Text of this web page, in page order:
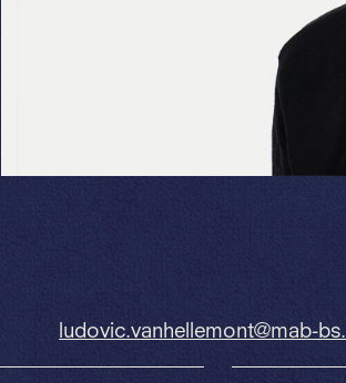
ludovic.vanhellemont@mab-bs.